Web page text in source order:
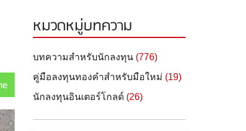
หมวดหมู่บทความ
บทความสำหรับนักลงทุน (776)
คู่มือลงทุนทองคำสำหรับมือใหม่ (19)
นักลงทุนอินเตอร์โกลด์ (26)